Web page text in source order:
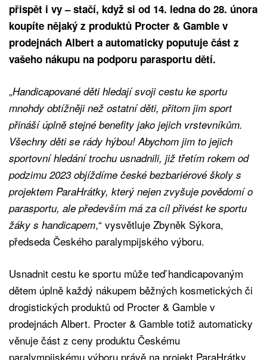
přispět i vy – stačí, když si od 14. ledna do 28. února
koupíte nějaký z produktů Procter & Gamble v
prodejnách Albert a automaticky poputuje část z
vašeho nákupu na podporu parasportu dětí.
„Handicapované děti hledají svoji cestu ke sportu
mnohdy obtížněji než ostatní děti, přitom jim sport
přináší úplně stejné benefity jako jejich vrstevníkům.
Všechny děti se rády hýbou! Abychom jim to jejich
sportovní hledání trochu usnadnili, již třetím rokem od
podzimu 2023 objíždíme české bezbariérové školy s
projektem ParaHrátky, který nejen zvyšuje povědomí o
parasportu, ale především má za cíl přivést ke sportu
žáky s handicapem,“ vysvětluje Zbyněk Sýkora,
předseda Českého paralympijského výboru.
Usnadnit cestu ke sportu může teď handicapovaným
dětem úplně každý nákupem běžných kosmetických či
drogistických produktů od Procter & Gamble v
prodejnách Albert. Procter & Gamble totiž automaticky
věnuje část z ceny produktu Českému
paralympijskému výboru právě na projekt ParaHrátky.